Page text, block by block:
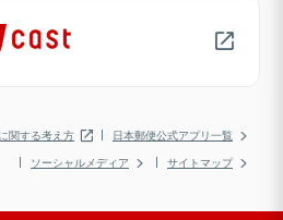
関する考え方
日本郵便公式アプリ一覧
ソーシャルメディア
サイトマップ